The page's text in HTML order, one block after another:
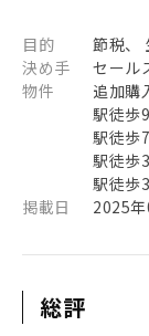
目的
節税、
決め手
セール
物件
追加購
駅徒歩
駅徒歩
駅徒歩
駅徒歩
掲載日
2025
総評